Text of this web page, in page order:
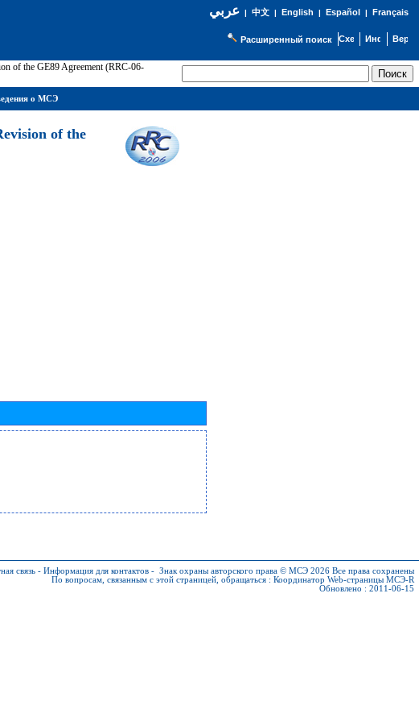
عربي| 中文| English | Español | Français
Расширенный поиск
of the GE89 Agreement (RRC-06-
of the
связь - Информация для контактов - Знак охраны авторского права © МСЭ 2026 Все права сохранены
По вопросам, связанным с этой страницей, обращаться : Координатор Web-страницы МСЭ-R
Обновлено : 2011-06-15
о МСЭ